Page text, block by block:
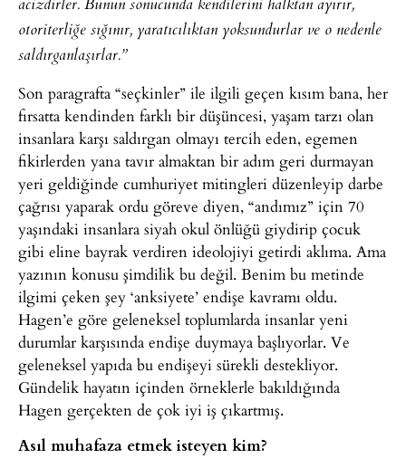
acizdirler. Bunun sonucunda kendilerini halktan ayırır,
otoriterliğe sığınır, yaratıcılıktan yoksundurlar ve o nedenle
saldırganlaşırlar.”
Son paragrafta “seçkinler” ile ilgili geçen kısım bana, her
fırsatta kendinden farklı bir düşüncesi, yaşam tarzı olan
insanlara karşı saldırgan olmayı tercih eden, egemen
fikirlerden yana tavır almaktan bir adım geri durmayan
yeri geldiğinde cumhuriyet mitingleri düzenleyip darbe
çağrısı yaparak ordu göreve diyen, “andımız” için 70
yaşındaki insanlara siyah okul önlüğü giydirip çocuk
gibi eline bayrak verdiren ideolojiyi getirdi aklıma. Ama
yazının konusu şimdilik bu değil. Benim bu metinde
ilgimi çeken şey ‘anksiyete’ endişe kavramı oldu.
Hagen’e göre geleneksel toplumlarda insanlar yeni
durumlar karşısında endişe duymaya başlıyorlar. Ve
geleneksel yapıda bu endişeyi sürekli destekliyor.
Gündelik hayatın içinden örneklerle bakıldığında
Hagen gerçekten de çok iyi iş çıkartmış.
Asıl muhafaza etmek isteyen kim?